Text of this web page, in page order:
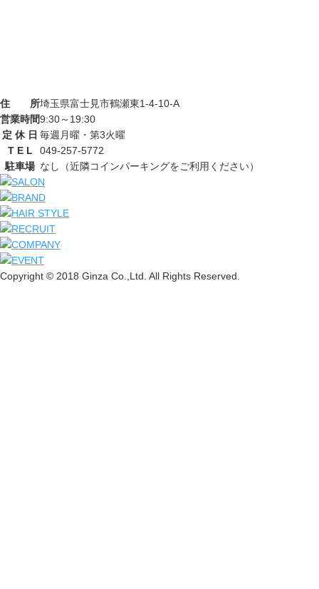
住 所埼玉県富士見市鶴瀬東1-4-10-A
営業時間9:30～19:30
定 休 日 毎週月曜・第3火曜
T E L
049-257-5772
駐車場 なし（近隣コインパーキングをご利用ください）
Copyright © 2018 Ginza Co.,Ltd. All Rights Reserved.